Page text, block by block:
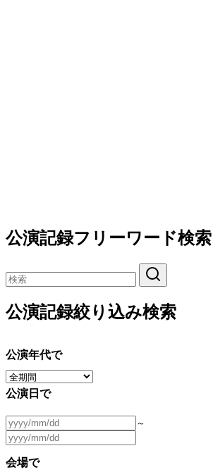
公演記録フリーワード検索
公演記録絞り込み検索
公演年代で
公演日で
～
会場で